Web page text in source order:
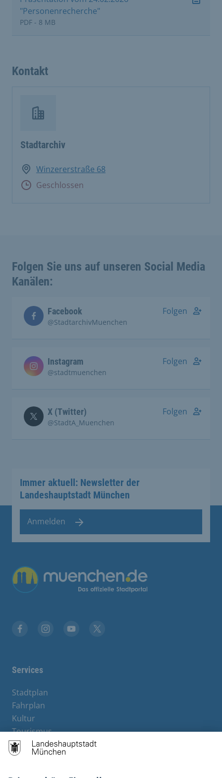
"Personenrecherche"
PDF - 8 MB
Kontakt
Stadtarchiv
Winzererstraße 68
Geschlossen
Folgen Sie uns auf unseren Social Media
Kanälen:
Facebook
@StadtarchivMuenchen
Folgen
Instagram
@stadtmuenchen
Folgen
X (Twitter)
@StadtA_Muenchen
Folgen
Immer aktuell: Newsletter der
Landeshauptstadt München
Anmelden
Services
Stadtplan
Fahrplan
Kultur
Tourismus
M-Strom
Bürgerservice